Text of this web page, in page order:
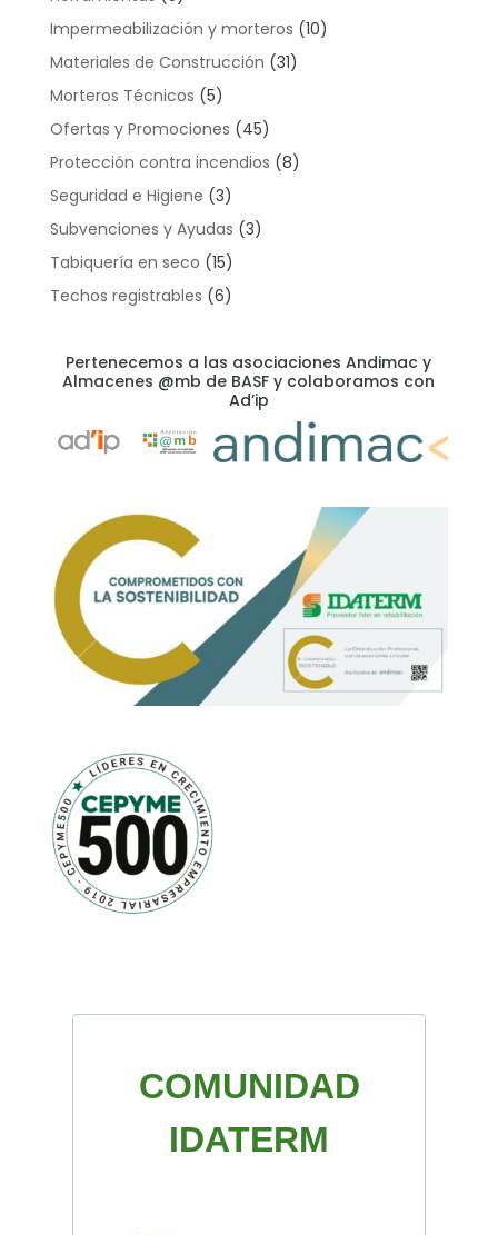
Impermeabilización y morteros (10)
Materiales de Construcción (31)
Morteros Técnicos (5)
Ofertas y Promociones (45)
Protección contra incendios (8)
Seguridad e Higiene (3)
Subvenciones y Ayudas (3)
Tabiquería en seco (15)
Techos registrables (6)
Pertenecemos a las asociaciones Andimac y
Almacenes @mb de BASF y colaboramos con
Ad’ip